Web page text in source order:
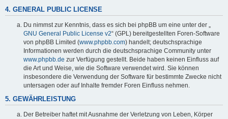
4. GENERAL PUBLIC LICENSE
Du nimmst zur Kenntnis, dass es sich bei phpBB um eine unter der „
GNU General Public License v2“ (GPL) bereitgestellten Foren-Software
von phpBB Limited (www.phpbb.com) handelt; deutschsprachige
Informationen werden durch die deutschsprachige Community unter
www.phpbb.de zur Verfügung gestellt. Beide haben keinen Einfluss auf
die Art und Weise, wie die Software verwendet wird. Sie können
insbesondere die Verwendung der Software für bestimmte Zwecke nicht
untersagen oder auf Inhalte fremder Foren Einfluss nehmen.
5. GEWÄHRLEISTUNG
Der Betreiber haftet mit Ausnahme der Verletzung von Leben, Körper